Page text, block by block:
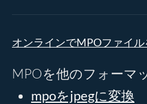
オンラインでMPOファイ
MPOを他のフォーマ
mpoをjpegに変換